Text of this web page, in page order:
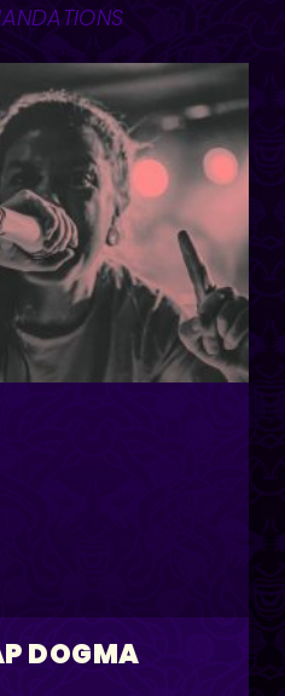
DOGMA